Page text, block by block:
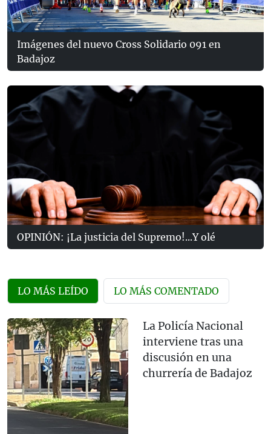
Imágenes del nuevo Cross Solidario 091 en
Badajoz
OPINIÓN: ¡La justicia del Supremo!...Y olé
LO MÁS LEÍDO LO MÁS COMENTADO
La Policía Nacional
interviene tras una
discusión en una
churrería de Badajoz